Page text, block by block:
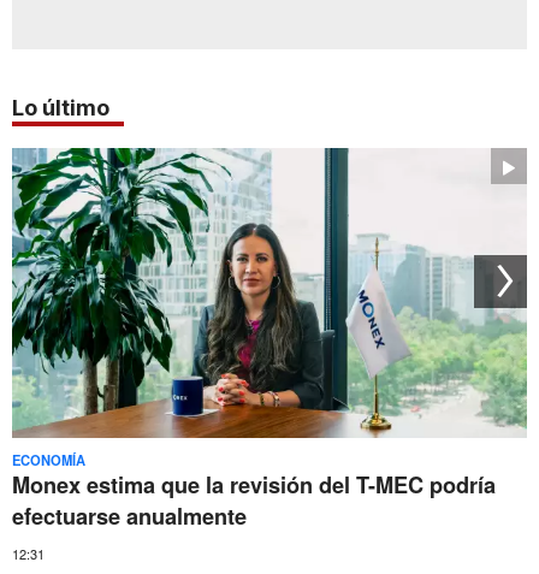
Lo último
ECONOMÍA
Monex estima que la revisión del T-MEC podría
efectuarse anualmente
12:31